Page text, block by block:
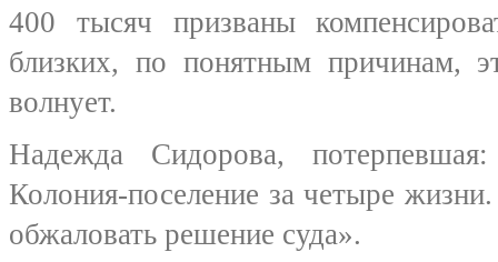
400 тысяч призваны
близких, по понятным причинам,
волнует.
Надежда Сидорова,
Колония-поселение за четыре
обжаловать решение суда».